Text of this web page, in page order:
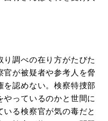
り調べの在り方がたびた
官が被疑者や参考人を脅
を認めない。検察特捜部
やっているのかと世間に
る検察官が気の毒だと